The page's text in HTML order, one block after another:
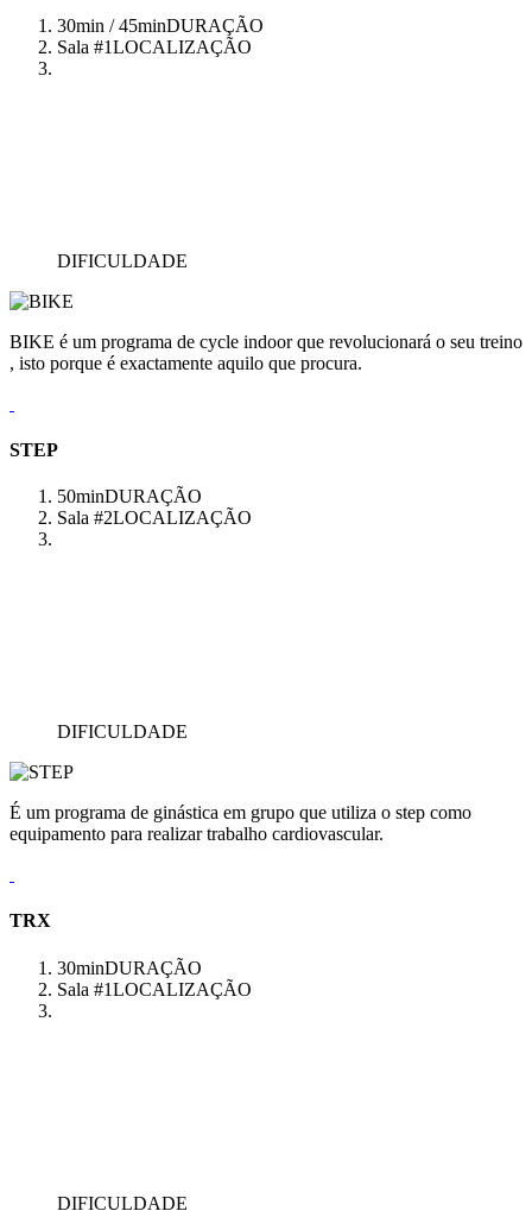
30min / 45minDURAÇÃO
Sala #1LOCALIZAÇÃO
DIFICULDADE
BIKE é um programa de cycle indoor que revolucionará o seu treino
, isto porque é exactamente aquilo que procura.
STEP
50minDURAÇÃO
Sala #2LOCALIZAÇÃO
DIFICULDADE
É um programa de ginástica em grupo que utiliza o step como
equipamento para realizar trabalho cardiovascular.
TRX
30minDURAÇÃO
Sala #1LOCALIZAÇÃO
DIFICULDADE